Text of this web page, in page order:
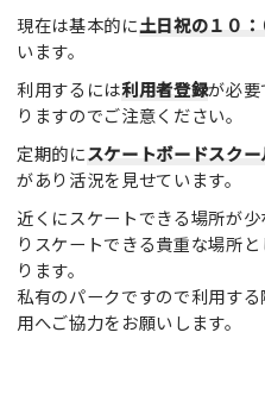
現在は基本的に土日祝の１０
います。
利用するには利用者登録が必
りますのでご注意ください。
定期的にスケートボードスク
があり活況を見せています。
近くにスケートできる場所が
りスケートできる貴重な場所と
ります。
私有のパークですので利用する
用へご協力をお願いします。